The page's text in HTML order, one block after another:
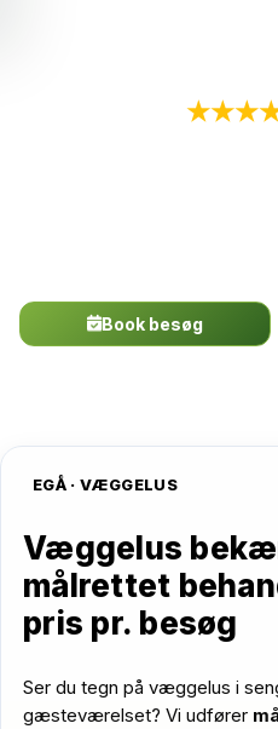
Book besøg
EGÅ · VÆGGELUS
Væggelus
målrettet
pris pr. besøg
Ser du tegn på væggelus i
gæsteværelset? Vi udfører